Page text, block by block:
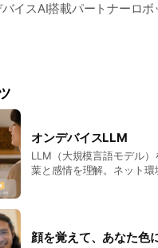
イスAI搭載パートナーロ
生きているかのような自然な
KATAフレンズに育っていき
オンデバイスLLM
LLM（大規模言語モデル
葉と感情を理解。ネット環
顔を覚えて、あなた色